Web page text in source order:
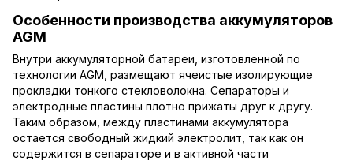
Особенности производства аккумуляторов
AGM
Внутри аккумуляторной батареи, изготовленной по
технологии AGM, размещают ячеистые изолирующие
прокладки тонкого стекловолокна. Сепараторы и
электродные пластины плотно прижаты друг к другу.
Таким образом, между пластинами аккумулятора
остается свободный жидкий электролит, так как он
содержится в сепараторе и в активной части